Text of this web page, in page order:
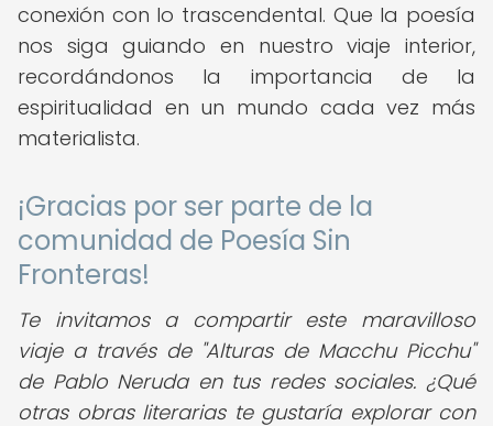
conexión con lo trascendental. Que la poesía
nos siga guiando en nuestro viaje interior,
recordándonos la importancia de la
espiritualidad en un mundo cada vez más
materialista.
¡Gracias por ser parte de la
comunidad de Poesía Sin
Fronteras!
Te invitamos a compartir este maravilloso
viaje a través de "Alturas de Macchu Picchu"
de Pablo Neruda en tus redes sociales. ¿Qué
otras obras literarias te gustaría explorar con